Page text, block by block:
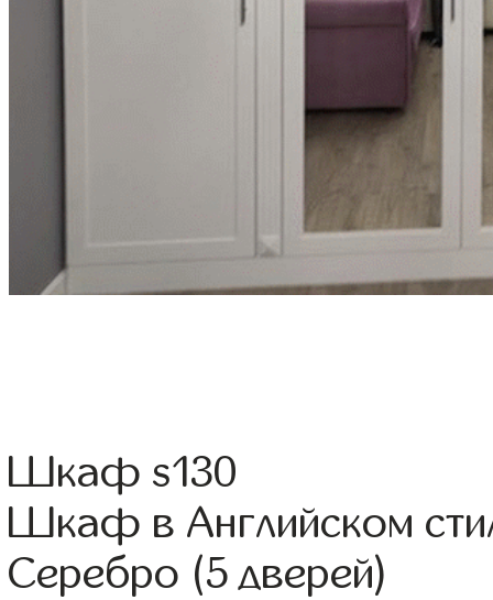
Шкаф s130
Шкаф в Английском
Серебро (5 дверей)